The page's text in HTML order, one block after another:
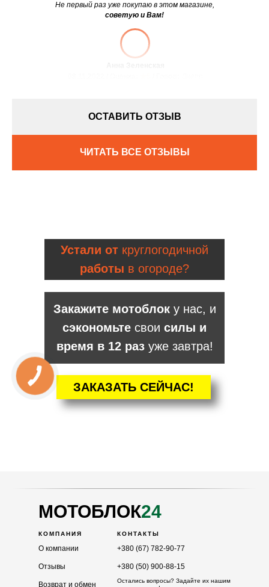
Не первый раз уже покупаю в этом магазине,
советую и Вам!
Анна Зеленская
ОСТАВИТЬ ОТЗЫВ
ЧИТАТЬ ВСЕ ОТЗЫВЫ
ЗАКАЗАТЬ СЕЙЧАС!
Закажите мотоблоку нас, и
сэкономьте свои силы и
время в 12 разуже завтра!
Устали от круглогодичной
работы в огороде?
О компании
Возврат и обмен
КОМПАНИЯ
+380 (67) 782-90-77
КОНТАКТЫ
МОТОБЛОК24
Отзывы +380 (50) 900-88-15
Остались вопросы? Задайте их нашим